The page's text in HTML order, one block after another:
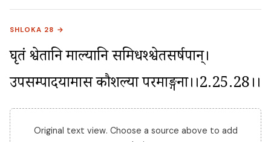
SHLOKA 28 →
घृतं श्वेतानि माल्यानि समिधश्श्वेतसर्षपान्।
उपसम्पादयामास कौशल्या परमाङ्गना।।2.25.28।।
Original text view. Choose a source above to add